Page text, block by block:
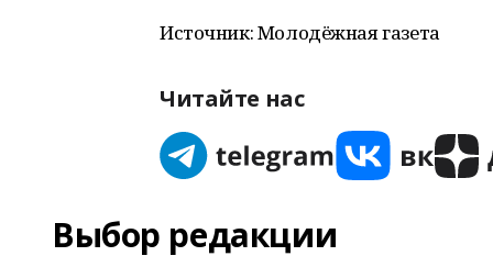
Источник: Молодёжная газета
Читайте нас
Выбор редакции